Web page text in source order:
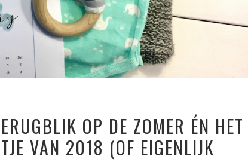
OP DE ZOMER ÉN HET
VAN 2018 (OF EIGENLIJK